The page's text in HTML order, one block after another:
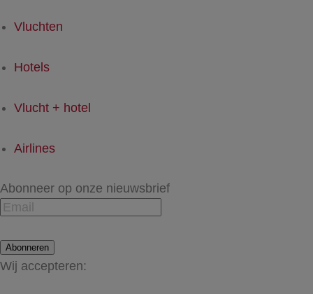
Vluchten
Hotels
Vlucht + hotel
Airlines
Abonneer op onze nieuwsbrief
Abonneren
Wij accepteren: